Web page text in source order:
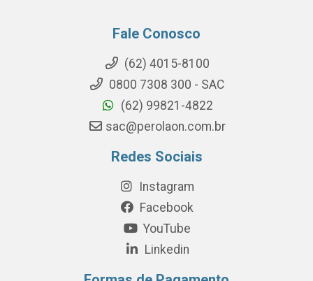
Fale Conosco
(62) 4015-8100
0800 7308 300 - SAC
(62) 99821-4822
sac@perolaon.com.br
Redes Sociais
Instagram
Facebook
YouTube
Linkedin